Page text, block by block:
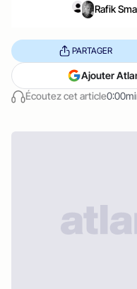
Rafik
Écoutez cet article
PARTAGER
Ajouter